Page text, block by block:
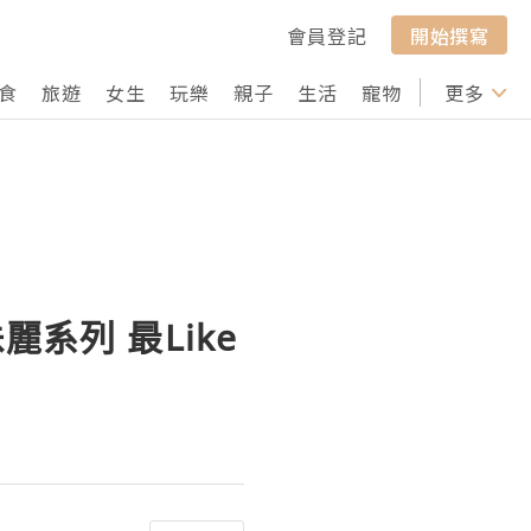
會員登記
開始撰寫
旅遊 女生 玩樂 親子 生活 寵物 行山 打卡
更多
系列 最Like